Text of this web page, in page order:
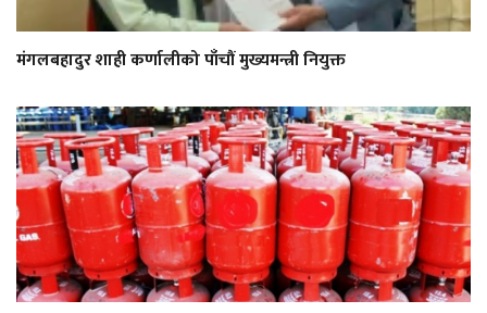
मंगलबहादुर शाही कर्णालीको पाँचौं मुख्यमन्त्री नियुक्त